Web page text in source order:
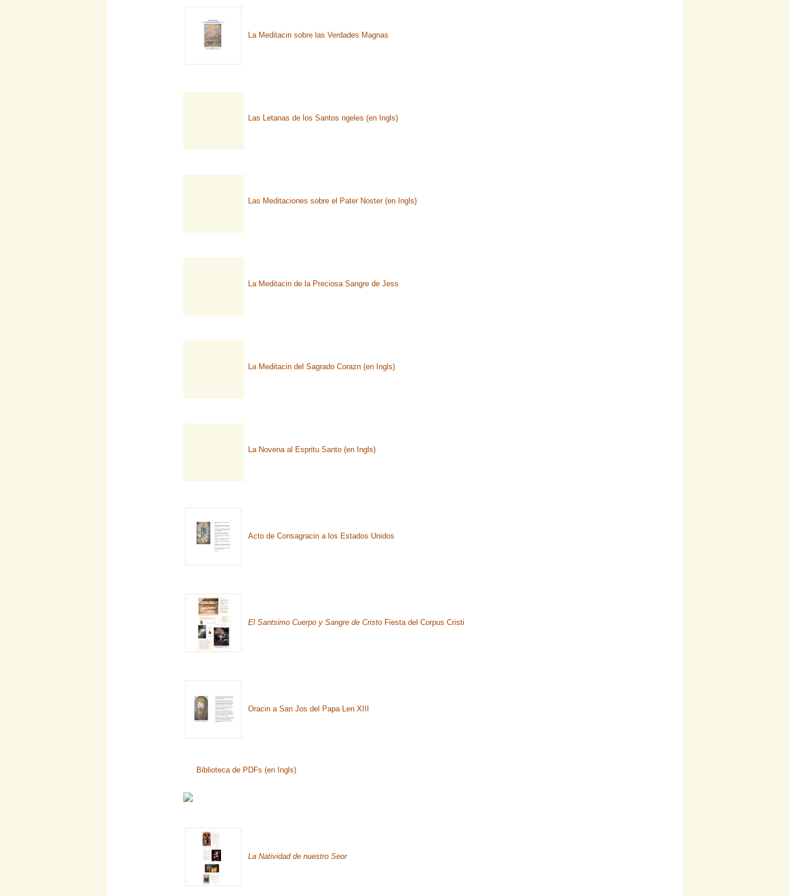
La Meditacin sobre las Verdades Magnas
Las Letanas de los Santos ngeles (en Ingls)
Las Meditaciones sobre el Pater Noster (en Ingls)
La Meditacin de la Preciosa Sangre de Jess
La Meditacin del Sagrado Corazn (en Ingls)
La Novena al Espritu Santo (en Ingls)
Acto de Consagracin a los Estados Unidos
El Santsimo Cuerpo y Sangre de Cristo Fiesta del Corpus Cristi
Oracin a San Jos del Papa Len XIII
Biblioteca de PDFs (en Ingls)
La Natividad de nuestro Seor